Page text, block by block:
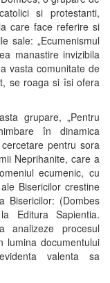
si protestanti,
care face referire si
sale: „Ecumenismul
manastire invizibila
vasta comunitate de
se roaga si îsi ofera
grupare, „Pentru
în dinamica
pentru sora
Neprihanite, care a
ecumenic, cu
Bisericilor crestine
Bisericilor: (Dombes
Editura Sapientia.
analizeze procesul
lumina documentului
valenta sa